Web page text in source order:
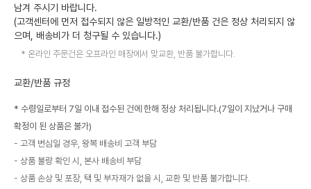
남겨 주시기 바랍니다.
(고객센터에 먼저 접수되지 않은 일방적인 교환/반품 건은 정상 처리되지 않
으며, 배송비가 더 청구될 수 있습니다.)
온라인 주문건은 오프라인 매장에서 맞교환, 반품 불가합니다.
교환/반품 규정
* 수령일로부터 7일 이내 접수된 건에 한해 정상 처리됩니다.(7일이 지났거나 구매
확정이 된 상품은 불가)
고객 변심일 경우, 왕복 배송비 고객 부담
상품 불량 확인 시, 본사 배송비 부담
상품 손상 및 포장, 택 및 부자재가 없을 시, 교환 및 반품 불가합니다.